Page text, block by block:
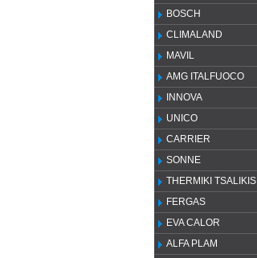
BOSCH
CLIMALAND
MAVIL
AMG ITALFUOCO
INNOVA
UNICO
CARRIER
SONNE
THERMIKI TSALIKIS
FERGAS
EVA CALOR
ALFA PLAM